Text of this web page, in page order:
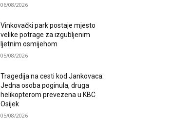
06/08/2026
Vinkovački park postaje mjesto
velike potrage za izgubljenim
ljetnim osmijehom
05/08/2026
Tragedija na cesti kod Jankovaca:
Jedna osoba poginula, druga
helikopterom prevezena u KBC
Osijek
05/08/2026